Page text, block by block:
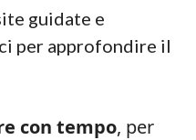
guidate e
per approfondire il
con tempo, per